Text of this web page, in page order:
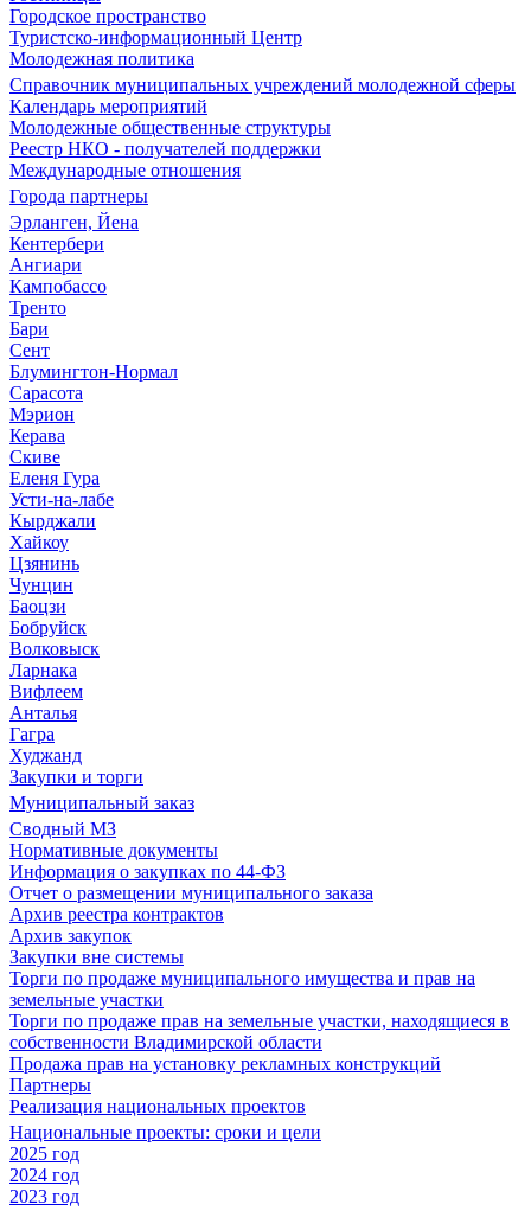
Городское пространство
Туристско-информационный Центр
Молодежная политика
Справочник муниципальных учреждений молодежной сферы
Календарь мероприятий
Молодежные общественные структуры
Реестр НКО - получателей поддержки
Международные отношения
Города партнеры
Эрланген, Йена
Кентербери
Ангиари
Кампобассо
Тренто
Бари
Сент
Блумингтон-Нормал
Сарасота
Мэрион
Керава
Скиве
Еленя Гура
Усти-на-лабе
Кырджали
Хайкоу
Цзянинь
Чунцин
Баоцзи
Бобруйск
Волковыск
Ларнака
Вифлеем
Анталья
Гагра
Худжанд
Закупки и торги
Муниципальный заказ
Сводный МЗ
Нормативные документы
Информация о закупках по 44-ФЗ
Отчет о размещении муниципального заказа
Архив реестра контрактов
Архив закупок
Закупки вне системы
Торги по продаже муниципального имущества и прав на
земельные участки
Торги по продаже прав на земельные участки, находящиеся в
собственности Владимирской области
Продажа прав на установку рекламных конструкций
Партнеры
Реализация национальных проектов
Национальные проекты: сроки и цели
2025 год
2024 год
2023 год